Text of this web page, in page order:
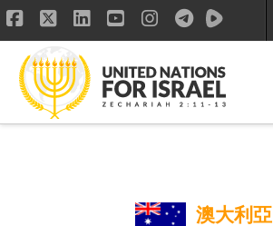
Facebook
X LinkedIn
YouTube
Instagram
澳大利亞